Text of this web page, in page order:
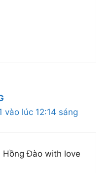
vào lúc 12:14 sáng
Hồng Đào with love